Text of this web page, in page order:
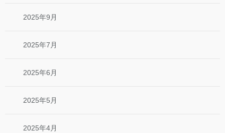
2025年9月
2025年7月
2025年6月
2025年5月
2025年4月